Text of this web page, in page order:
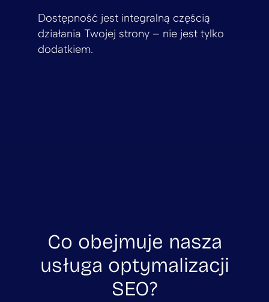
Dostępność jest integralną częścią
działania Twojej strony – nie jest tylko
dodatkiem.
Co obejmuje nasza
usługa optymalizacji
SEO?